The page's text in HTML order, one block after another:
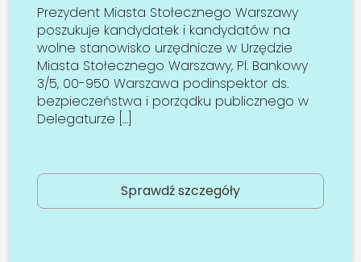
Prezydent Miasta Stołecznego Warszawy
poszukuje kandydatek i kandydatów na
wolne stanowisko urzędnicze w Urzędzie
Miasta Stołecznego Warszawy, Pl. Bankowy
3/5, 00-950 Warszawa podinspektor ds.
bezpieczeństwa i porządku publicznego w
Delegaturze […]
Sprawdź szczegóły